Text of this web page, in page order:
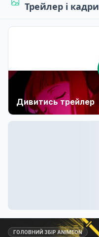
Трейлер і кадри
Дивитись трейлер
ГОЛОВНИЙ ЗБІР ANIMEON